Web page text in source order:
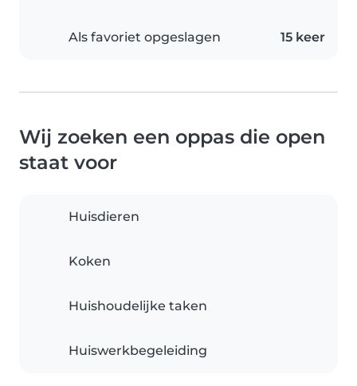
Als favoriet opgeslagen 15 keer
Wij zoeken een oppas die open
staat voor
Huisdieren
Koken
Huishoudelijke taken
Huiswerkbegeleiding